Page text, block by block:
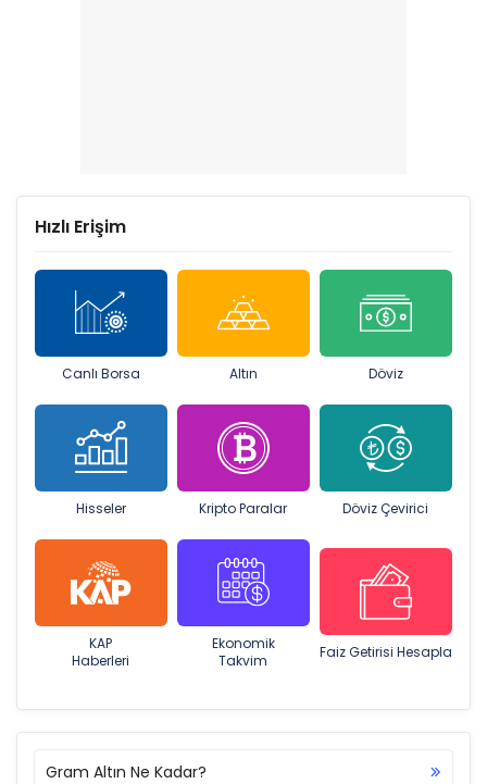
Hızlı Erişim
Canlı Borsa Altın Döviz
Hisseler Kripto Paralar Döviz Çevirici
KAP
Haberleri
Ekonomik
Takvim
Faiz Getirisi Hesapla
Gram Altın Ne Kadar?